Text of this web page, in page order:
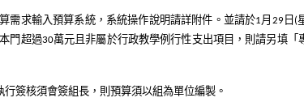
需求輸入預算系統，系統操作說明請詳附件。並請於1月29日(
門超過30萬元且非屬於行政教學例行性支出項目，則請另填「
簽核須會簽組長，則預算須以組為單位編製。